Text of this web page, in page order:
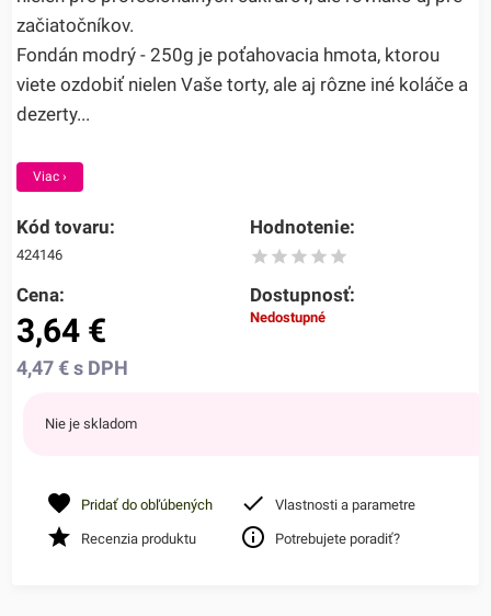
začiatočníkov.
Fondán modrý - 250g je poťahovacia hmota, ktorou
viete ozdobiť nielen Vaše torty, ale aj rôzne iné koláče a
dezerty...
Viac ›
Kód tovaru:
424146
Hodnotenie:
Cena:
3,64 €
4,47€ s DPH
Dostupnosť:
Nedostupné
Nie je skladom
Pridať do obľúbených Vlastnosti a parametre
Recenzia produktu Potrebujete poradiť?